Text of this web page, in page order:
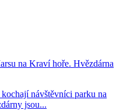
na Kraví hoře. Hvězdárna
návštěvníci parku na
jsou...